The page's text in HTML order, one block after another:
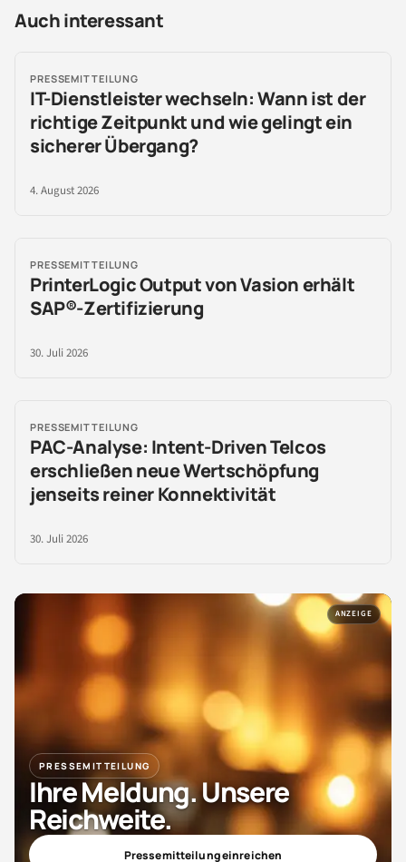
Auch interessant
PRESSEMITTEILUNG
IT-Dienstleister wechseln: Wann ist der
richtige Zeitpunkt und wie gelingt ein
sicherer Übergang?
4. August 2026
PRESSEMITTEILUNG
PrinterLogic Output von Vasion erhält
SAP®-Zertifizierung
30. Juli 2026
PRESSEMITTEILUNG
PAC-Analyse: Intent-Driven Telcos
erschließen neue Wertschöpfung
jenseits reiner Konnektivität
30. Juli 2026
ANZEIGE
PRESSEMITTEILUNG
Ihre Meldung. Unsere
Reichweite.
Pressemitteilung einreichen